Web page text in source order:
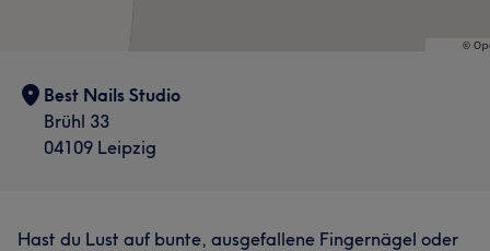
Best Nails Studio
Brühl 33
04109 Leipzig
Hast du Lust auf bunte, ausgefallene Fingernägel oder